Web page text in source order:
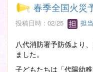
春季全国火災
投稿日時 : 02/25 担
八代消防署予防係より
ました。
子どもたちは「代陽幼